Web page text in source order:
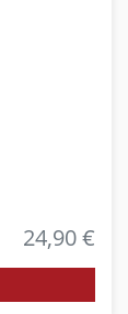
24,90 €